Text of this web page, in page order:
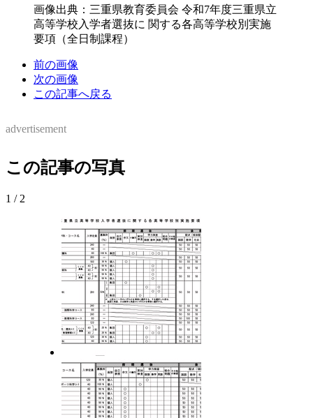
画像出典：三重県教育委員会 令和7年度三重県立
高等学校入学者選抜に 関する各高等学校別実施
要項（全日制課程）
前の画像
次の画像
この記事へ戻る
advertisement
この記事の写真
1 / 2